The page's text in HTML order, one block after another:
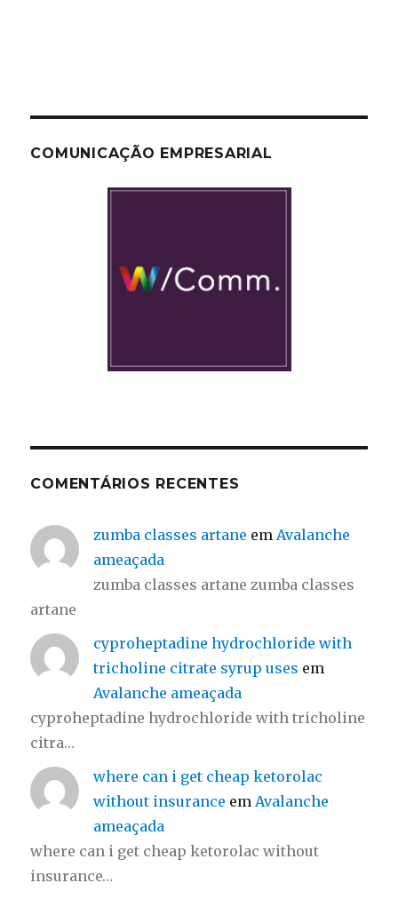
COMUNICAÇÃO EMPRESARIAL
COMENTÁRIOS RECENTES
zumba classes artane em Avalanche
ameaçada
zumba classes artane zumba classes
artane
cyproheptadine hydrochloride with
tricholine citrate syrup uses em
Avalanche ameaçada
cyproheptadine hydrochloride with tricholine
citra…
where can i get cheap ketorolac
without insurance em Avalanche
ameaçada
where can i get cheap ketorolac without
insurance…